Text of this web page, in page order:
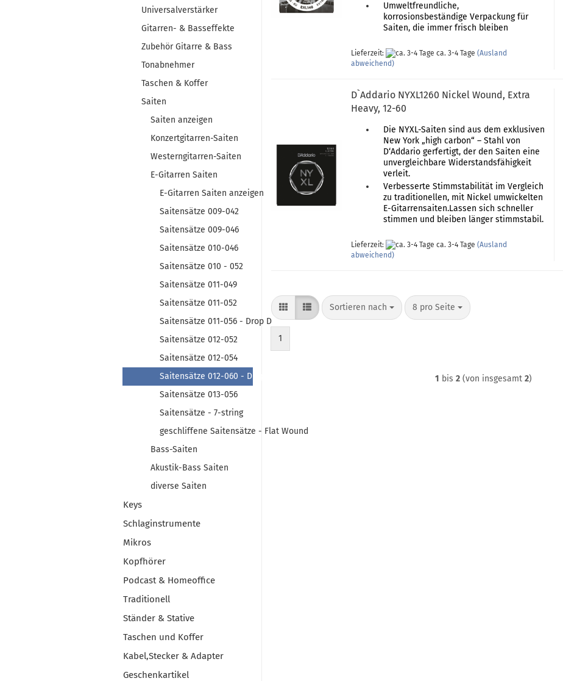
Universalverstärker
Gitarren- & Basseffekte
Zubehör Gitarre & Bass
Tonabnehmer
Taschen & Koffer
Saiten
Saiten anzeigen
Konzertgitarren-Saiten
Westerngitarren-Saiten
E-Gitarren Saiten
E-Gitarren Saiten anzeigen
Saitensätze 009-042
Saitensätze 009-046
Saitensätze 010-046
Saitensätze 010 - 052
Saitensätze 011-049
Saitensätze 011-052
Saitensätze 011-056 - Drop D
Saitensätze 012-052
Saitensätze 012-054
Saitensätze 012-060 - Drop C
Saitensätze 013-056
Saitensätze - 7-string
geschliffene Saitensätze - Flat Wound
Bass-Saiten
Akustik-Bass Saiten
diverse Saiten
Keys
Schlaginstrumente
Mikros
Kopfhörer
Podcast & Homeoffice
Traditionell
Ständer & Stative
Taschen und Koffer
Kabel,Stecker & Adapter
Geschenkartikel
Umweltfreundliche,
korrosionsbeständige Verpackung für
Saiten, die immer frisch bleiben
Lieferzeit: ca. 3-4 Tage (Ausland
abweichend)
D`Addario NYXL1260 Nickel Wound, Extra
Heavy, 12-60
Die NYXL-Saiten sind aus dem exklusiven
New York „high carbon“ – Stahl von
D‘Addario gerfertigt, der den Saiten eine
unvergleichbare Widerstandsfähigkeit
verleit.
Verbesserte Stimmstabilität im Vergleich
zu traditionellen, mit Nickel umwickelten
E-Gitarrensaiten.Lassen sich schneller
stimmen und bleiben länger stimmstabil.
Lieferzeit: ca. 3-4 Tage (Ausland
abweichend)
Sortieren nach
Sortieren nach 8 pro Seite
pro Seite
1
1 bis 2(von insgesamt 2)